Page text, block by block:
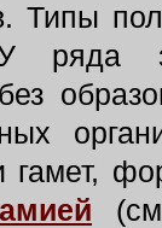
Типы
У ряда
гамет,